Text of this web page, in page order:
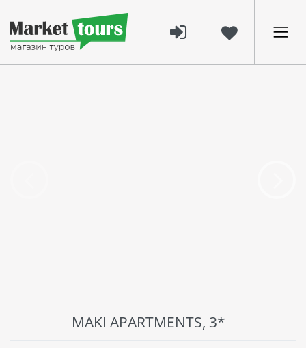
MAKI APARTMENTS, 3*